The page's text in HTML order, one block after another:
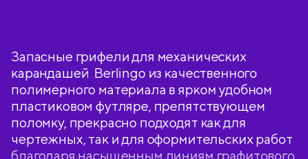
Запасные грифели для механических
карандашей Berlingo из качественного
полимерного материала в ярком удобном
пластиковом футляре, препятствующем
поломку, прекрасно подходят как для
чертежных, так и для оформительских работ
благодаря насыщенным линиям графитового